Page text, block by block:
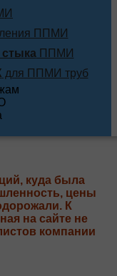
ППМИ
ППМИ
для ППМИ труб
куда была
цены
К
на сайте не
компании